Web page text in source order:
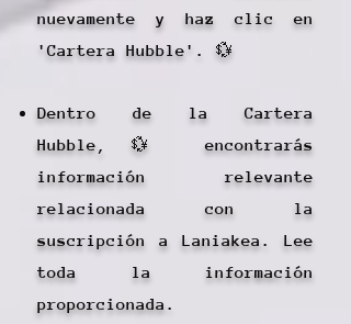
nuevamente y haz clic en
'Cartera Hubble'. 💱
Dentro de la Cartera
Hubble,💱 encontrarás
información relevante
relacionada con la
suscripción a Laniakea. Lee
toda la información
proporcionada.